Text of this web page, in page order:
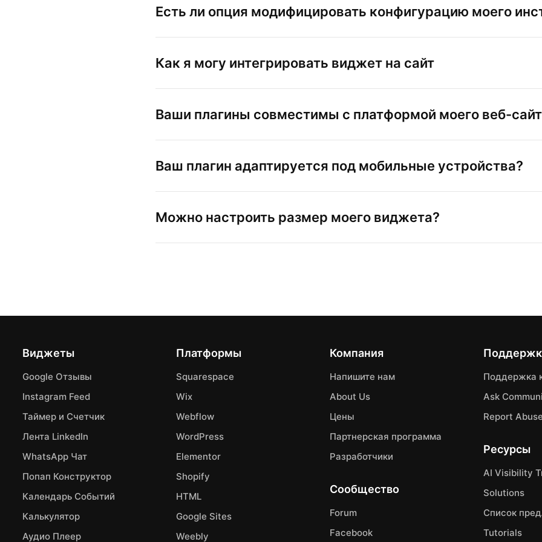
Есть ли опция модифицировать конфигурацию моего
Как я могу интегрировать виджет на сайт
Ваши плагины совместимы с платформой моего веб-
Ваш плагин адаптируется под мобильные устройства?
Можно настроить размер моего виджета?
Виджеты
Google Отзывы
Instagram Feed
Таймер и Счетчик
Лента LinkedIn
WhatsApp Чат
Попап Конструктор
Календарь Событий
Калькулятор
Аудио Плеер
Платформы
Squarespace
Wix
Webflow
WordPress
Elementor
Shopify
HTML
Google Sites
Weebly
Компания
Напишите нам
About Us
Цены
Партнерская программа
Разработчики
Сообщество
Forum
Facebook
Поддержка
Ask
Report Abuse
Ресурсы
AI Visibility
Solutions
Список
Tutorials